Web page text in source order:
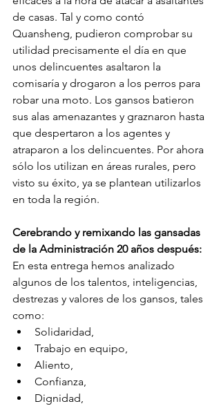
de casas. Tal y como contó
Quansheng, pudieron comprobar su
utilidad precisamente el día en que
unos delincuentes asaltaron la
comisaría y drogaron a los perros para
robar una moto. Los gansos batieron
sus alas amenazantes y graznaron hasta
que despertaron a los agentes y
atraparon a los delincuentes. Por ahora
sólo los utilizan en áreas rurales, pero
visto su éxito, ya se plantean utilizarlos
en toda la región.
Cerebrando y remixando las gansadas
de la Administración 20 años después:
En esta entrega hemos analizado
algunos de los talentos, inteligencias,
destrezas y valores de los gansos, tales
como:
Solidaridad,
Trabajo en equipo,
Aliento,
Confianza,
Dignidad,